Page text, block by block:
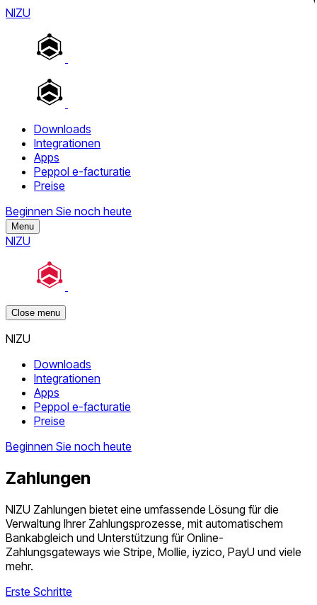
NIZU
Downloads
Integrationen
Apps
Peppol e-facturatie
Preise
Beginnen Sie noch heute
Menu
NIZU
Close menu
NIZU
Downloads
Integrationen
Apps
Peppol e-facturatie
Preise
Beginnen Sie noch heute
Zahlungen
NIZU Zahlungen bietet eine umfassende Lösung für die
Verwaltung Ihrer Zahlungsprozesse, mit automatischem
Bankabgleich und Unterstützung für Online-
Zahlungsgateways wie Stripe, Mollie, iyzico, PayU und viele
mehr.
Erste Schritte